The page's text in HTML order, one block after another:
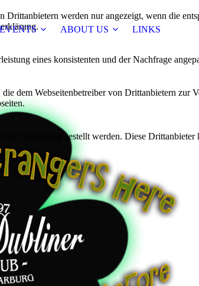
ABOUT US LINKS
werden nur angezeigt, wenn die
eines konsistenten und der Nachfrage
dem Webseitenbetreiber von Drittanbietern zur
Verfügung gestellt werden. Diese Drittanbieter